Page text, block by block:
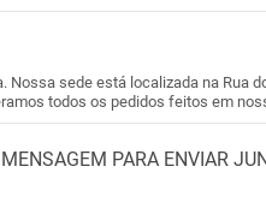
sede está localizada na Rua
todos os pedidos feitos em
PARA ENVIAR